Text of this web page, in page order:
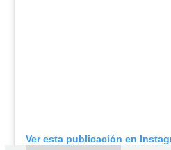
Ver esta publicación en